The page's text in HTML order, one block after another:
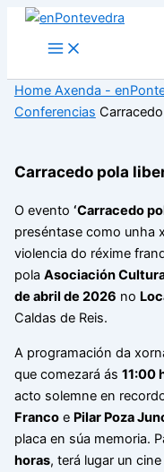
Main
Menu
Home Axenda -
Conferencias
Carracedo pola
O evento ‘Carracedo
preséntase como unha
violencia do réxime
pola Asociación
de abril de 2026 no
Caldas de Reis.
A programación da
que comezará ás 11:00
acto solemne en
Francoe Pilar Poza
placa en súa memoria.
horas, terá lugar un